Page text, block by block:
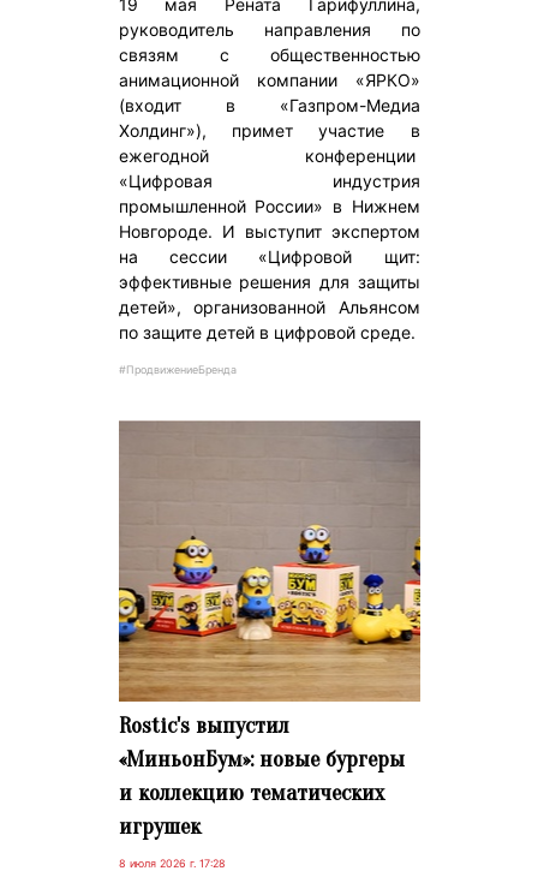
руководитель направления по
связям с общественностью
анимационной компании «ЯРКО»
(входит в «Газпром-Медиа
Холдинг»), примет участие в
ежегодной конференции
«Цифровая индустрия
промышленной России» в Нижнем
Новгороде. И выступит экспертом
на сессии «Цифровой щит:
эффективные решения для защиты
детей», организованной Альянсом
по защите детей в цифровой среде.
#ПродвижениеБренда
Rostic's выпустил
«МиньонБум»: новые бургеры
и коллекцию тематических
игрушек
8 июля 2026 г. 17:28